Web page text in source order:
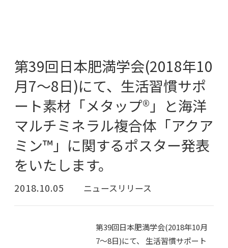
第39回日本肥満学会(2018年10
月7～8日)にて、生活習慣サポ
ート素材「メタップ®」と海洋
マルチミネラル複合体「アクア
ミン™」に関するポスター発表
をいたします。
2018.10.05 ニュースリリース
第39回日本肥満学会(2018年10月
7～8日)にて、 生活習慣サポート